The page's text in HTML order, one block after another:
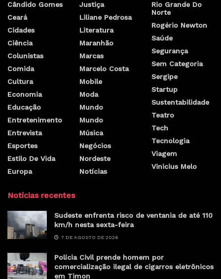
Cândido Gomes
Ceará
Cidades
Ciência
Colunistas
Comida
Cultura
Economia
Educação
Entretenimento
Entrevista
Esportes
Estilo De Vida
Europa
Justiça
Liliane Pedrosa
Literatura
Maranhão
Marcas
Marcelo Costa
Mobile
Moda
Mundo
Mundo
Música
Negócios
Nordeste
Notícias
Rio Grande Do
Norte
Rogério Newton
Saúde
Segurança
Sem Categoria
Sergipe
Startup
Sustentabilidade
Teatro
Tech
Tecnologia
Viagem
Vinicius Melo
Notícias recentes
Sudeste enfrenta risco de ventania de até 110
km/h nesta sexta-feira
7 DE AGOSTO DE 2026
Polícia Civil prende homem por
comercialização ilegal de cigarros eletrônicos
em Timon